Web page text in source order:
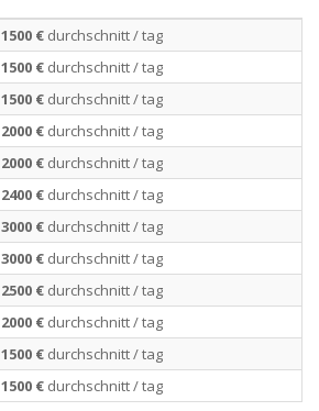
1500 € durchschnitt / tag
1500 € durchschnitt / tag
1500 € durchschnitt / tag
2000 € durchschnitt / tag
2000 € durchschnitt / tag
2400 € durchschnitt / tag
3000 € durchschnitt / tag
3000 € durchschnitt / tag
2500 € durchschnitt / tag
2000 € durchschnitt / tag
1500 € durchschnitt / tag
1500 € durchschnitt / tag